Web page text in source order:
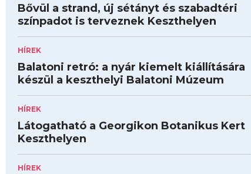
Bővül a strand, új sétányt és szabadtéri
színpadot is terveznek Keszthelyen
HÍREK
Balatoni retró: a nyár kiemelt kiállítására
készül a keszthelyi Balatoni Múzeum
HÍREK
Látogatható a Georgikon Botanikus Kert
Keszthelyen
HÍREK